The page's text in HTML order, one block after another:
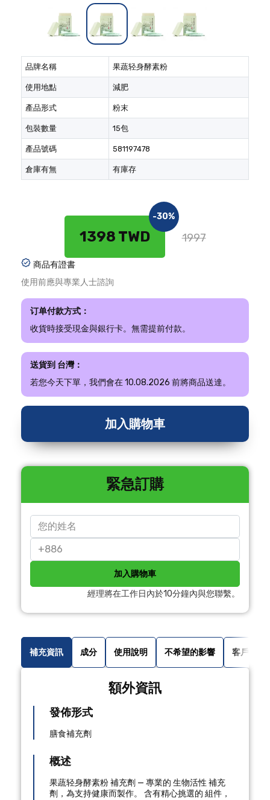
品牌名稱 果蔬轻身酵素粉
使用地點 減肥
產品形式 粉末
包裝數量 15包
產品號碼 581197478
倉庫有無 有庫存
1398 TWD
-30%
1997
商品有證書
使用前應與專業人士諮詢
订单付款方式：
收貨時接受現金與銀行卡。無需提前付款。
送貨到 台灣：
若您今天下單，我們會在 10.08.2026 前將商品送達。
加入購物車
緊急訂購
加入購物車
經理將在工作日內於10分鐘內與您聯繫。
補充資訊 成分 使用說明 不希望的影響 客戶評論
額外資訊
發佈形式
膳食補充劑
概述
果蔬轻身酵素粉 補充劑 — 專業的 生物活性 補充
劑，為支持健康而製作。 含有精心挑選的 組件，